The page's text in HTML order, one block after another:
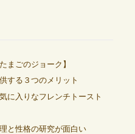
まごのジョーク】
する３つのメリット
に入りなフレンチトースト
と性格の研究が面白い